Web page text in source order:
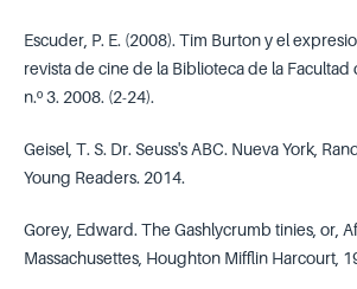
Escuder, P. E. (2008). Tim Burton y el
revista de cine de la Biblioteca de la Facultad
n.º 3. 2008. (2-24).
Geisel, T. S. Dr. Seuss's ABC. Nueva York,
Young Readers. 2014.
Gorey, Edward. The Gashlycrumb tinies, or,
Massachusettes, Houghton Mifflin Harcourt,